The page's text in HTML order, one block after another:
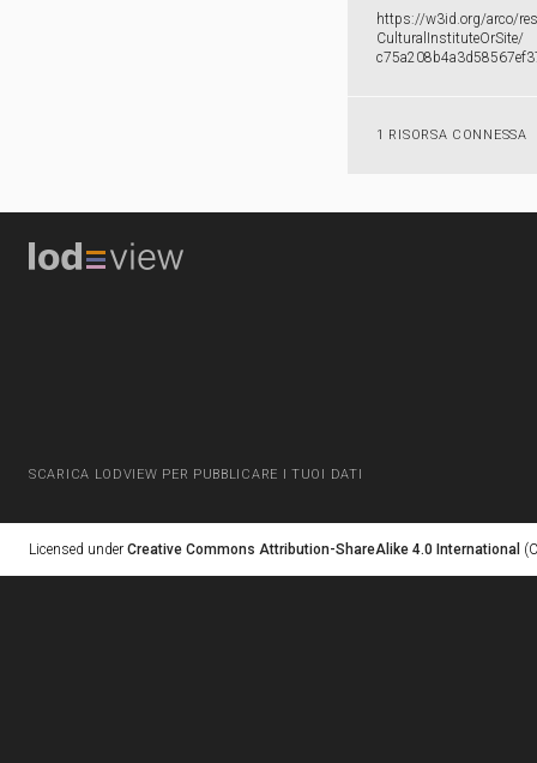
https:​/​/​w3id.​org/​arco/​
CulturalInstituteOrSite/​
1 RISORSA CONNESSA
SCARICA LODVIEW PER PUBBLICARE I TUOI DATI
Licensed under Creative Commons Attribution-ShareAlike 4.0 International